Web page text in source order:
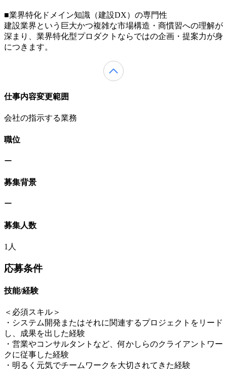
■業界特化ドメイン知識（建設DX）の専門性
建設業界という巨大かつ複雑な市場構造・商慣習への理解が
深まり、業界特化型プロダクトならではの企画・提案力が身
につきます。
仕事内容変更範囲
会社の指示する業務
職位
ー
募集背景
ー
募集人数
1人
応募条件
技能/経験
＜必須スキル＞
・システム開発またはそれに関連するプロジェクトをリード
し、成果を出した経験
・営業やコンサルタントなど、何かしらのクライアントワー
クに従事した経験
・明るく元気でチームワークを大切されてきた経験